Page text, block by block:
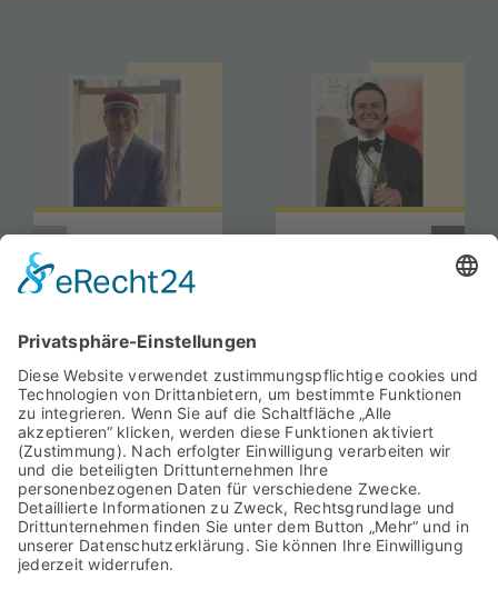
Dr. Ignacio
Garcia
Bernstorff
(Cp)
Theo